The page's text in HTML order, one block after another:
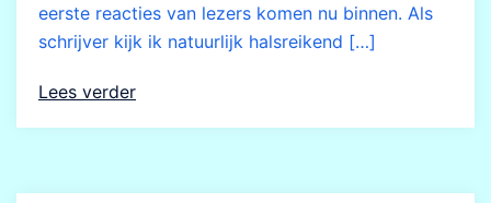
eerste reacties van lezers komen nu binnen. Als
schrijver kijk ik natuurlijk halsreikend […]
Lees verder